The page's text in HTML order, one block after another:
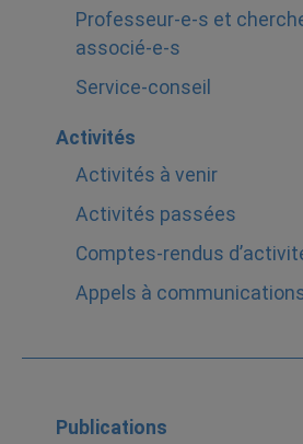
Professeur-e-s et
associé-e-s
Service-conseil
Activités
Activités à venir
Activités passées
Comptes-rendus
Appels à
Publications